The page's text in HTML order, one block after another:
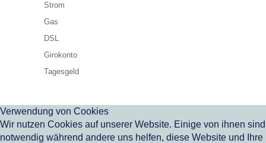
Strom
Gas
DSL
Girokonto
Tagesgeld
Verwendung von Cookies
Wir nutzen Cookies auf unserer Website. Einige von ihnen sind
notwendig während andere uns helfen, diese Website und Ihre